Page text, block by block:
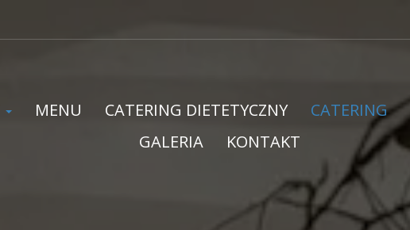
MENU CATERING DIETETYCZNY CATERING
GALERIA
KONTAKT